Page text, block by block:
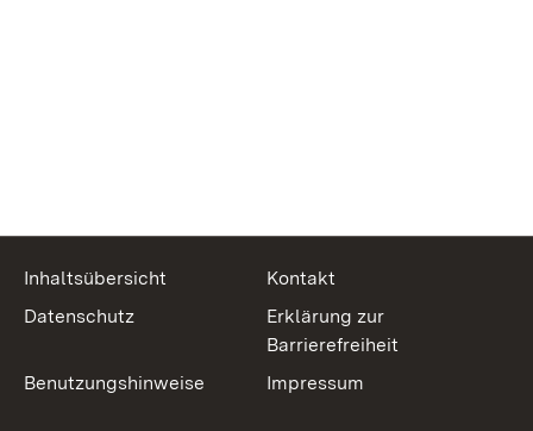
Inhaltsübersicht
Kontakt
Datenschutz
Erklärung zur
Barrierefreiheit
Benutzungshinweise
Impressum